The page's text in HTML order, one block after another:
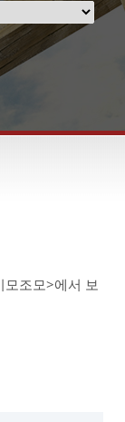
모조모>에서 보